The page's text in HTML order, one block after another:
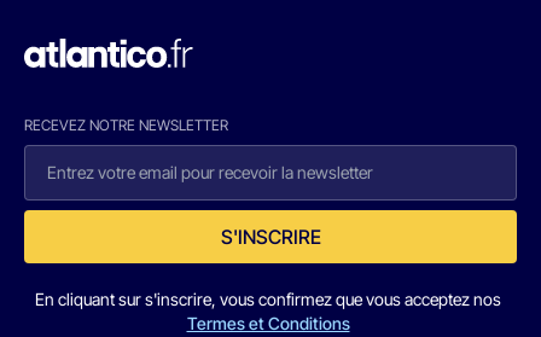
RECEVEZ NOTRE NEWSLETTER
S'INSCRIRE
En cliquant sur s'inscrire, vous confirmez que vous acceptez nos
Termes et Conditions